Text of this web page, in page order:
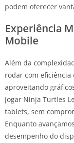
podem oferecer
Experiência
Mobile
Além da
rodar com eficiência
aproveitando
jogar Ninja Turtles
tablets, sem
Enquanto
desempenho do